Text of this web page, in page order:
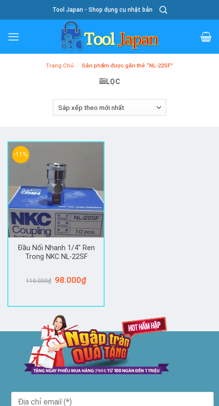
To
Content
Tool Japan - Shop dụng cụ nhật bản
Trang Chủ / Sản phẩm được gắn thẻ “NL-22SF”
LỌC
-11%
Đầu Nối Nhanh 1/4″ Ren
Trong NKC NL-22SF
110.000₫ Giá
98.000₫Giá
98.000₫.